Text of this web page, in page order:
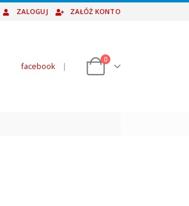
ZALOGUJ ZAŁÓŻ KONTO
facebook |
0